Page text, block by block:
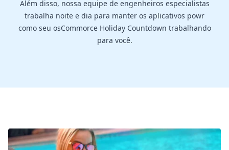
Além disso, nossa equipe de engenheiros especialistas
trabalha noite e dia para manter os aplicativos powr
como seu osCommorce Holiday Countdown trabalhando
para você.